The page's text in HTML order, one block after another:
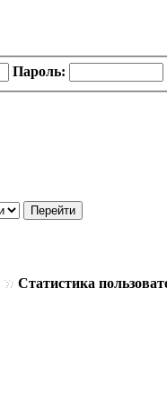
Пароль:
Статистика